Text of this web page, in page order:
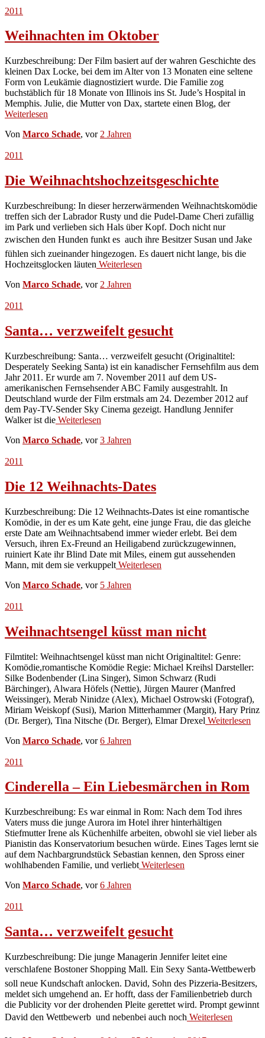
2011
Weihnachten im Oktober
Kurzbeschreibung: Der Film basiert auf der wahren Geschichte des
kleinen Dax Locke, bei dem im Alter von 13 Monaten eine seltene
Form von Leukämie diagnostiziert wurde. Die Familie zog
buchstäblich für 18 Monate von Illinois ins St. Jude’s Hospital in
Memphis. Julie, die Mutter von Dax, startete einen Blog, der
Weiterlesen
Von Marco Schade, vor 2 Jahren
2011
Die Weihnachtshochzeitsgeschichte
Kurzbeschreibung: In dieser herzerwärmenden Weihnachtskomödie
treffen sich der Labrador Rusty und die Pudel-Dame Cheri zufällig
im Park und verlieben sich Hals über Kopf. Doch nicht nur
zwischen den Hunden funkt es  auch ihre Besitzer Susan und Jake
fühlen sich zueinander hingezogen. Es dauert nicht lange, bis die
Hochzeitsglocken läuten Weiterlesen
Von Marco Schade, vor 2 Jahren
2011
Santa… verzweifelt gesucht
Kurzbeschreibung: Santa… verzweifelt gesucht (Originaltitel:
Desperately Seeking Santa) ist ein kanadischer Fernsehfilm aus dem
Jahr 2011. Er wurde am 7. November 2011 auf dem US-
amerikanischen Fernsehsender ABC Family ausgestrahlt. In
Deutschland wurde der Film erstmals am 24. Dezember 2012 auf
dem Pay-TV-Sender Sky Cinema gezeigt. Handlung Jennifer
Walker ist die Weiterlesen
Von Marco Schade, vor3 Jahren
2011
Die 12 Weihnachts-Dates
Kurzbeschreibung: Die 12 Weihnachts-Dates ist eine romantische
Komödie, in der es um Kate geht, eine junge Frau, die das gleiche
erste Date am Weihnachtsabend immer wieder erlebt. Bei dem
Versuch, ihren Ex-Freund an Heiligabend zurückzugewinnen,
ruiniert Kate ihr Blind Date mit Miles, einem gut aussehenden
Mann, mit dem sie verkuppelt Weiterlesen
Von Marco Schade, vor 5 Jahren
2011
Weihnachtsengel küsst man nicht
Filmtitel: Weihnachtsengel küsst man nicht Originaltitel: Genre:
Komödie,romantische Komödie Regie: Michael Kreihsl Darsteller:
Silke Bodenbender (Lina Singer), Simon Schwarz (Rudi
Bärchinger), Alwara Höfels (Nettie), Jürgen Maurer (Manfred
Weissinger), Merab Ninidze (Alex), Michael Ostrowski (Fotograf),
Miriam Weiskopf (Susi), Marion Mitterhammer (Margit), Hary Prinz
(Dr. Berger), Tina Nitsche (Dr. Berger), Elmar Drexel Weiterlesen
Von Marco Schade, vor6 Jahren
2011
Cinderella – Ein Liebesmärchen in Rom
Kurzbeschreibung: Es war einmal in Rom: Nach dem Tod ihres
Vaters muss die junge Aurora im Hotel ihrer hinterhältigen
Stiefmutter Irene als Küchenhilfe arbeiten, obwohl sie viel lieber als
Pianistin das Konservatorium besuchen würde. Eines Tages lernt sie
auf dem Nachbargrundstück Sebastian kennen, den Spross einer
wohlhabenden Familie, und verliebt Weiterlesen
Von Marco Schade, vor6 Jahren
2011
Santa… verzweifelt gesucht
Kurzbeschreibung: Die junge Managerin Jennifer leitet eine
verschlafene Bostoner Shopping Mall. Ein Sexy Santa-Wettbewerb
soll neue Kundschaft anlocken. David, Sohn des Pizzeria-Besitzers,
meldet sich umgehend an. Er hofft, dass der Familienbetrieb durch
die Publicity vor der drohenden Pleite gerettet wird. Prompt gewinnt
David den Wettbewerb  und nebenbei auch noch Weiterlesen